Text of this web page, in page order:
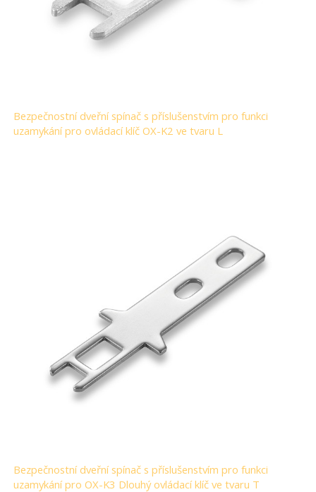
Bezpečnostní dveřní spínač s příslušenstvím pro funkci
uzamykání pro ovládací klíč OX-K2 ve tvaru L
Bezpečnostní dveřní spínač s příslušenstvím pro funkci
uzamykání pro OX-K3 Dlouhý ovládací klíč ve tvaru T